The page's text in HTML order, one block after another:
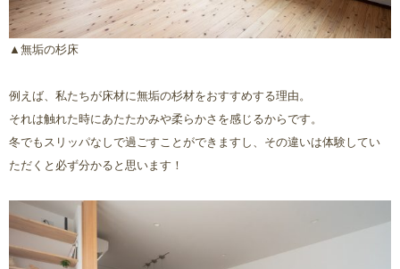
▲無垢の杉床
例えば、私たちが床材に無垢の杉材をおすすめする理由。
それは触れた時にあたたかみや柔らかさを感じるからです。
冬でもスリッパなしで過ごすことができますし、その違いは体験してい
ただくと必ず分かると思います！